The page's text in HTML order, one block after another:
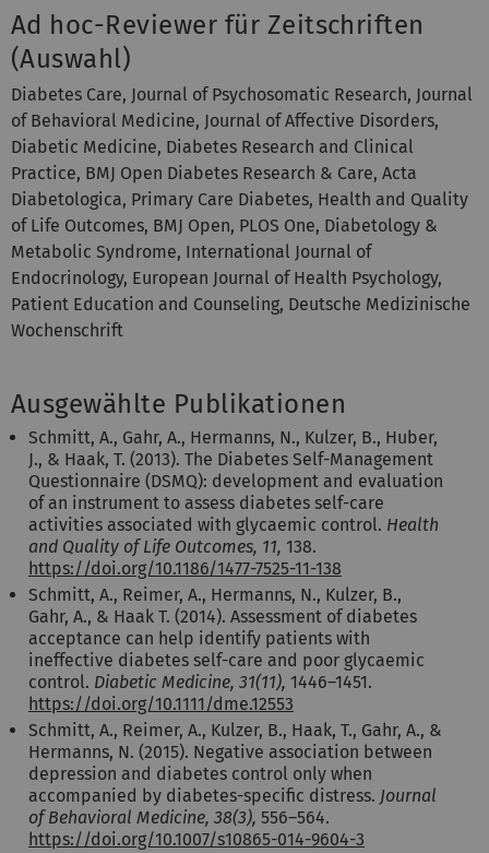
Ad hoc-Reviewer für Zeitschriften
(Auswahl)
Diabetes Care, Journal of Psychosomatic Research, Journal
of Behavioral Medicine, Journal of Affective Disorders,
Diabetic Medicine, Diabetes Research and Clinical
Practice, BMJ Open Diabetes Research & Care, Acta
Diabetologica, Primary Care Diabetes, Health and Quality
of Life Outcomes, BMJ Open, PLOS One, Diabetology &
Metabolic Syndrome, International Journal of
Endocrinology, European Journal of Health Psychology,
Patient Education and Counseling, Deutsche Medizinische
Wochenschrift
Ausgewählte Publikationen
Schmitt, A., Gahr, A., Hermanns, N., Kulzer, B., Huber,
J., & Haak, T. (2013). The Diabetes Self-Management
Questionnaire (DSMQ): development and evaluation
of an instrument to assess diabetes self-care
activities associated with glycaemic control. Health
and Quality of Life Outcomes, 11, 138.
https://doi.org/10.1186/1477-7525-11-138
Schmitt, A., Reimer, A., Hermanns, N., Kulzer, B.,
Gahr, A., & Haak T. (2014). Assessment of diabetes
acceptance can help identify patients with
ineffective diabetes self-care and poor glycaemic
control. Diabetic Medicine, 31(11), 1446–1451.
https://doi.org/10.1111/dme.12553
Schmitt, A., Reimer, A., Kulzer, B., Haak, T., Gahr, A., &
Hermanns, N. (2015). Negative association between
depression and diabetes control only when
accompanied by diabetes-specific distress. Journal
of Behavioral Medicine, 38(3), 556–564.
https://doi.org/10.1007/s10865-014-9604-3